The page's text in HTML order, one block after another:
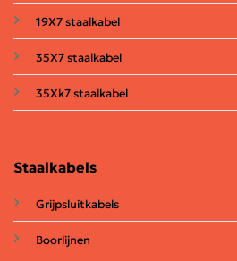
Staalkabels
Grijpsluitkabels
Boorlijnen
19X7 staalkabel
35X7 staalkabel
35Xk7 staalkabel